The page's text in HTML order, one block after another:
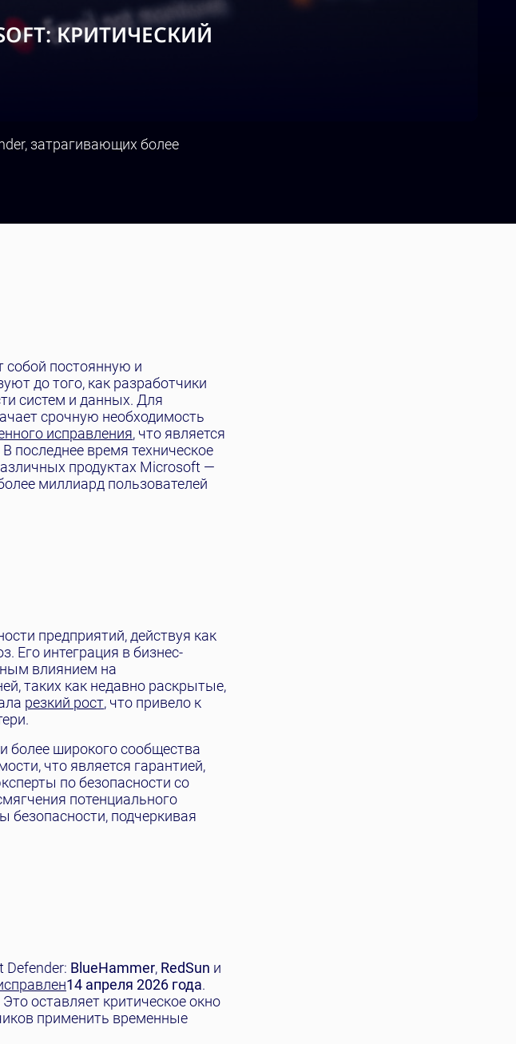
КРИТИЧЕСКИЙ
затрагивающих более
собой постоянную и
до того, как разработчики
систем и данных. Для
срочную необходимость
исправления, что является
последнее время техническое
продуктах Microsoft —
миллиард пользователей
предприятий, действуя как
Его интеграция в бизнес-
влиянием на
таких как недавно раскрытые,
резкий рост, что привело к
более широкого сообщества
что является гарантией,
по безопасности со
потенциального
безопасности, подчеркивая
Defender: BlueHammer, RedSun и
14 апреля 2026 года.
Это оставляет критическое окно
применить временные